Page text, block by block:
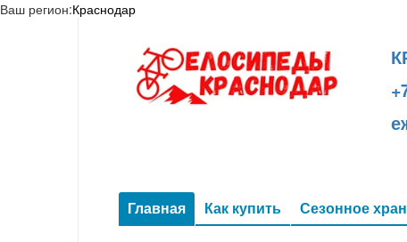
Ваш регион:Краснодар
Главная Как купить Сезонное